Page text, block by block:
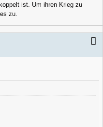
ist. Um ihren Krieg zu
zu.